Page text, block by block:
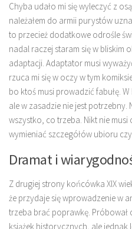
Chyba udało mi się wyleczyć z
należałem do armii purystów
to przecież dodatkowe odrośle
nadal raczej staram się w bliskim
adaptacji. Adaptator musi
rzuca mi się w oczy w tym
bo ktoś musi prowadzić fabułę.
ale w zasadzie nie jest
wszystko, co trzeba. Nikt nie
wymieniać szczegółów ubioru
Dramat i
Z drugiej strony końcówka XIX
że przydaje się wprowadzenie w
trzeba brać poprawkę. Próbował
książek historycznych, ale jednak